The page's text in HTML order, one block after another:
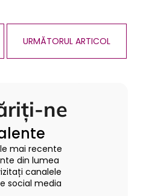
URMĂTORUL ARTICOL
ne
mai recente
din lumea
canalele
social media